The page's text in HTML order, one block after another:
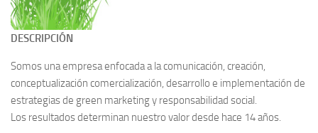
DESCRIPCIÓN
Somos una empresa enfocada a la comunicación, creación,
conceptualización comercialización, desarrollo e implementación de
estrategias de green marketing y responsabilidad social.
Los resultados determinan nuestro valor desde hace 14 años.